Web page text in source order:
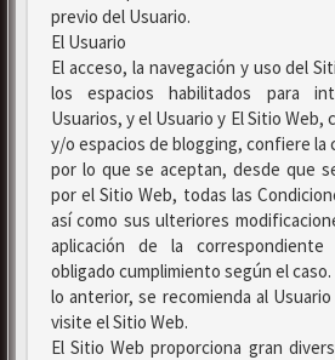
previo del Usuario.
El Usuario
El acceso, la navegación y uso del
los espacios habilitados para
Usuarios, y el Usuario y El Sitio Web,
y/o espacios de blogging, confiere la
por lo que se aceptan, desde que
por el Sitio Web, todas las
así como sus ulteriores
aplicación de la
obligado cumplimiento según el caso.
lo anterior, se recomienda al
visite el Sitio Web.
El Sitio Web proporciona gran